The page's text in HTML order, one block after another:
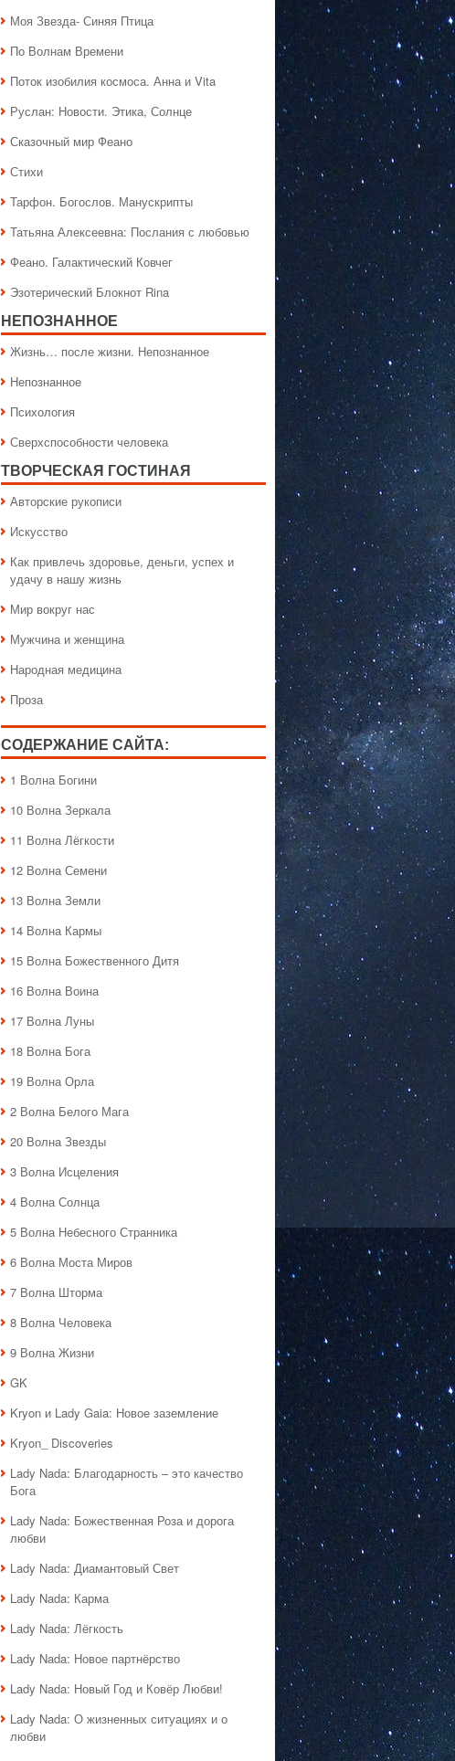
Моя Звезда- Синяя Птица
По Волнам Времени
Поток изобилия космоса. Анна и Vita
Руслан: Новости. Этика, Солнце
Сказочный мир Феано
Стихи
Тарфон. Богослов. Манускрипты
Татьяна Алексеевна: Послания с любовью
Феано. Галактический Ковчег
Эзотерический Блокнот Rina
НЕПОЗНАННОЕ
Жизнь… после жизни. Непознанное
Непознанное
Психология
Сверхспособности человека
ТВОРЧЕСКАЯ ГОСТИНАЯ
Авторские рукописи
Искусство
Как привлечь здоровье, деньги, успех и
удачу в нашу жизнь
Мир вокруг нас
Мужчина и женщина
Народная медицина
Проза
СОДЕРЖАНИЕ САЙТА:
1 Волна Богини
10 Волна Зеркала
11 Волна Лёгкости
12 Волна Семени
13 Волна Земли
14 Волна Кармы
15 Волна Божественного Дитя
16 Волна Воина
17 Волна Луны
18 Волна Бога
19 Волна Орла
2 Волна Белого Мага
20 Волна Звезды
3 Волна Исцеления
4 Волна Солнца
5 Волна Небесного Странника
6 Волна Моста Миров
7 Волна Шторма
8 Волна Человека
9 Волна Жизни
GK
Kryon и Lady Gaia: Новое заземление
Kryon_ Discoveries
Lady Nada: Благодарность – это качество
Бога
Lady Nada: Божественная Роза и дорога
любви
Lady Nada: Диамантовый Свет
Lady Nada: Карма
Lady Nada: Лёгкость
Lady Nada: Новое партнёрство
Lady Nada: Новый Год и Ковёр Любви!
Lady Nada: О жизненных ситуациях и о
любви